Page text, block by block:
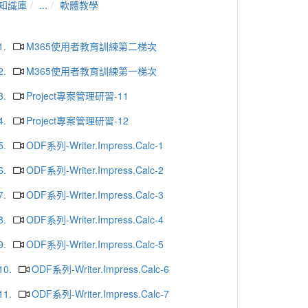
識庫 ... 軟體教學
M365使用者教育訓練第二梯次
M365使用者教育訓練第一梯次
Project專案管理研習-11
Project專案管理研習-12
ODF系列-Writer.Impress.Calc-1
ODF系列-Writer.Impress.Calc-2
ODF系列-Writer.Impress.Calc-3
ODF系列-Writer.Impress.Calc-4
ODF系列-Writer.Impress.Calc-5
ODF系列-Writer.Impress.Calc-6
ODF系列-Writer.Impress.Calc-7